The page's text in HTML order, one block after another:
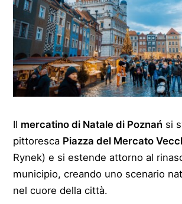
Il mercatino di Natale di Poznań si
pittoresca Piazza del Mercato
Rynek) e si estende attorno al
municipio, creando uno scenario
nel cuore della città.